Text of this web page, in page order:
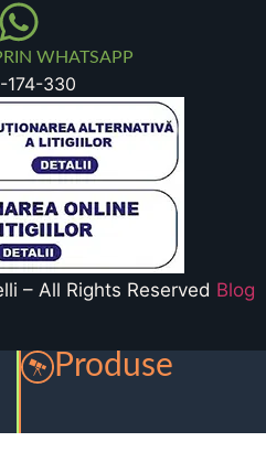
WHATSAPP
174-330
– All Rights Reserved Blog
Produse